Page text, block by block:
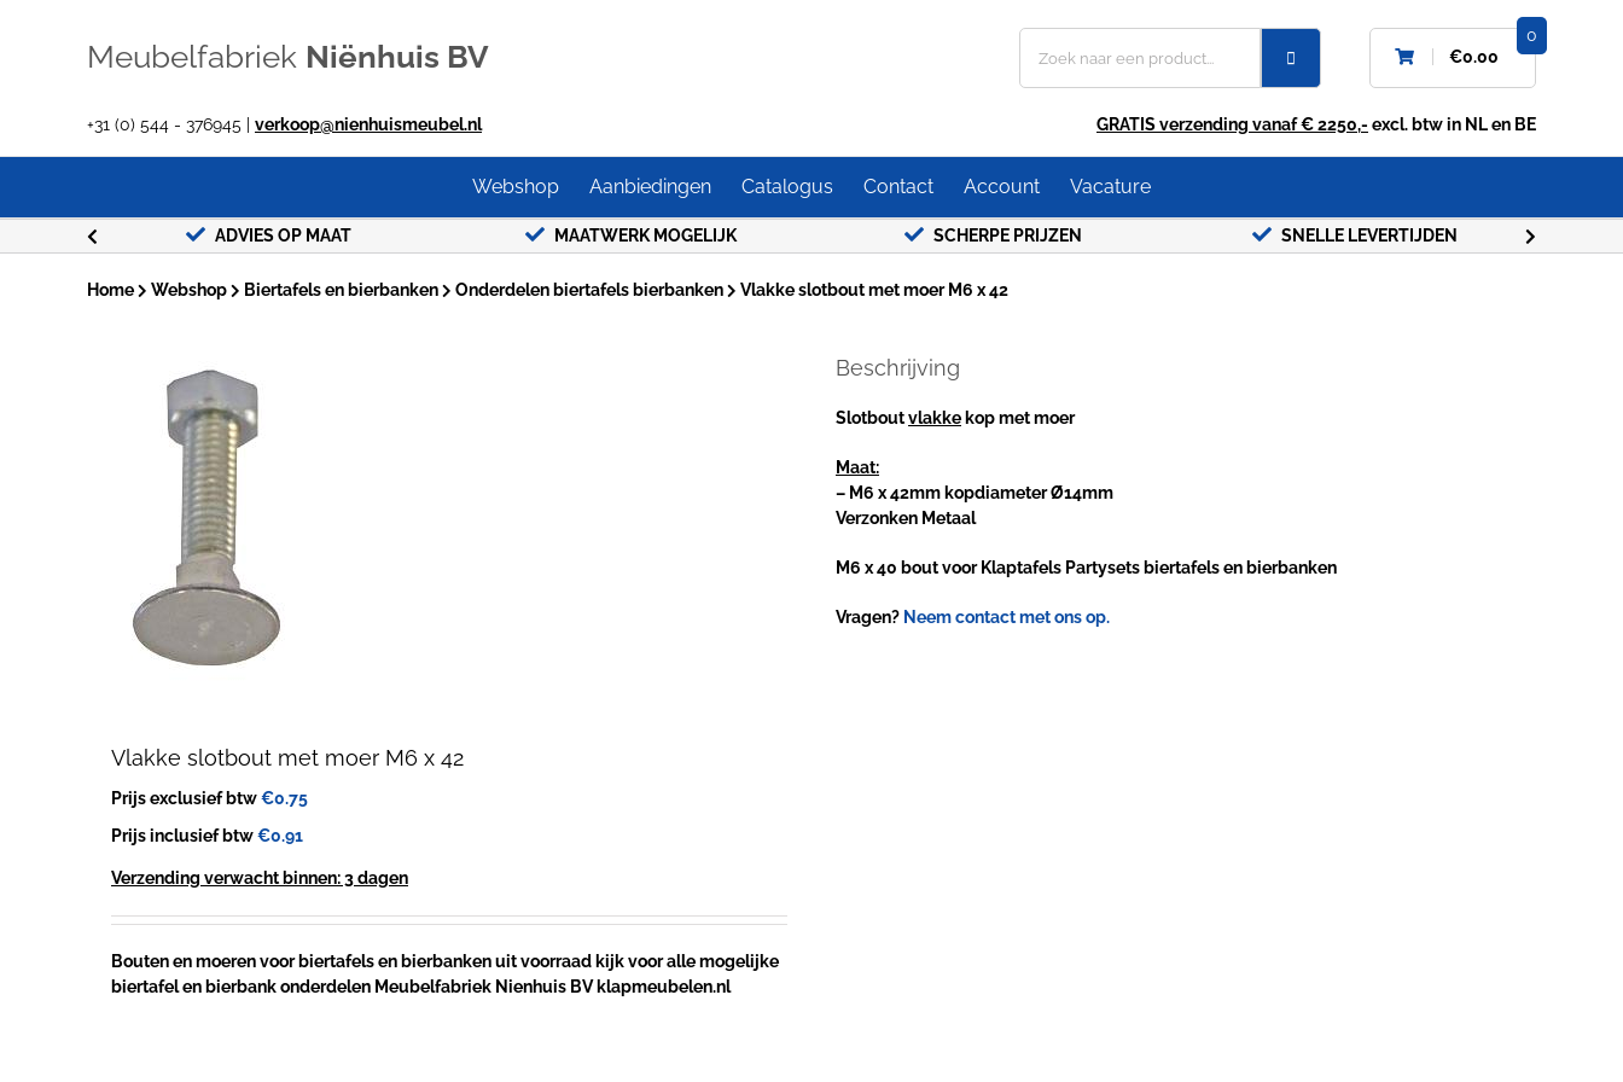
Meubelfabriek Niënhuis BV €0.00
0
naar:
+31 (0) 544 - 376945 | verkoop@nienhuismeubel.nl GRATIS verzending vanaf € 2250,- excl. btw in NL en BE
Webshop Aanbiedingen Catalogus Contact Account Vacature
ADVIES OP MAAT MAATWERK MOGELIJK SCHERPE PRIJZEN SNELLE LEVERTIJDEN
Home Webshop Biertafels en bierbanken Onderdelen biertafels bierbanken Vlakke slotbout met moer M6 x 42
Vlakke slotbout met moer M6 x 42
Prijs exclusief btw€0.75
Prijs inclusief btw€0.91
Verzending verwacht binnen: 3 dagen
Bouten en moeren voor biertafels en bierbanken uit voorraad kijk voor alle mogelijke
biertafel en bierbank onderdelen Meubelfabriek Nienhuis BV klapmeubelen.nl
Beschrijving
Slotboutvlakke kop met moer
Maat:
– M6 x 42mm kopdiameter Ø14mm
Verzonken Metaal
M6 x 40 bout voor Klaptafels Partysets biertafels en bierbanken
Vragen? Neem contact met ons op.